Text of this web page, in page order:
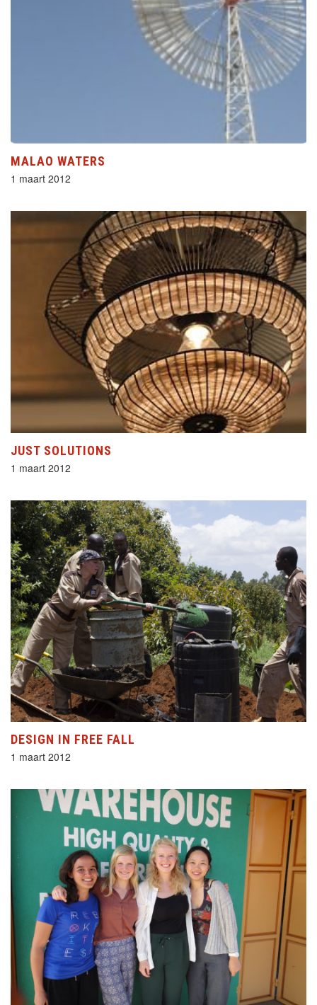
MALAO WATERS
1 maart 2012
JUST SOLUTIONS
1 maart 2012
DESIGN IN FREE FALL
1 maart 2012